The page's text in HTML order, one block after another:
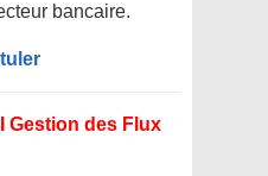
bancaire.
Gestion des Flux